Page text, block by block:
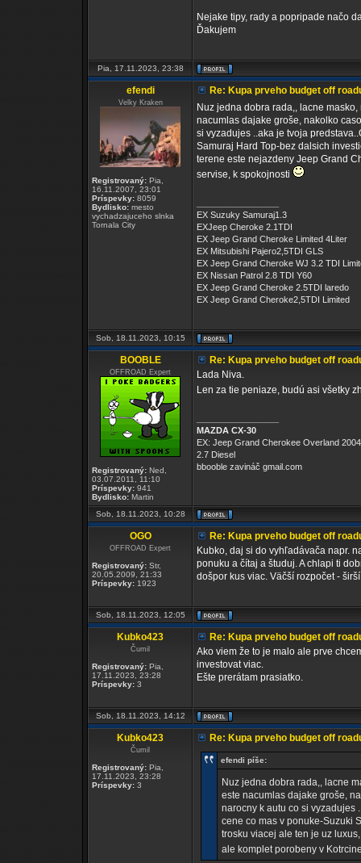
Nejake tipy, rady a popripade načo
Ďakujem
Pia, 17.11.2023, 23:38
efendi
Velky Kraken
Registrovaný: Pia,
16.11.2007, 23:01
Príspevky: 8059
Bydlisko: mesto
vychadzajuceho slnka
Tornala City
Re: Kupa prveho budget off
Nuz jedna dobra rada,, lacne
nacumlas dajake groše, nakolko
si vyzadujes ..aka je tvoja
Samuraj Hard Top-bez dalsich
terene este nejazdeny Jeep Grand
servise, k spokojnosti
EX Suzuky Samuraj1.3
EXJeep Cheroke 2.1TDI
EX Jeep Grand Cheroke Limited 4Liter
EX Mitsubishi Pajero2,5TDI GLS
EX Jeep Grand Cheroke WJ 3.2 TDI
EX Nissan Patrol 2.8 TDI Y60
EX Jeep Grand Cheroke 2.5TDI laredo
EX Jeep Grand Cheroke2,5TDI Limited
Sob, 18.11.2023, 10:15
BOOBLE
OFFROAD Expert
Registrovaný: Ned,
03.07.2011, 11:10
Príspevky: 941
Bydlisko: Martin
Re: Kupa prveho budget off
Lada Niva.
Len za tie peniaze, budú asi všetky
MAZDA CX-30
EX: Jeep Grand Cherokee Overland 2004
2.7 Diesel
bbooble zavináč gmail.com
Sob, 18.11.2023, 10:28
OGO
OFFROAD Expert
Registrovaný: Str,
20.05.2009, 21:33
Príspevky: 1923
Re: Kupa prveho budget off
Kubko, daj si do vyhľadávača napr.
ponuku a čítaj a študuj. A chlapi ti
došpor kus viac. Väčší rozpočet -
Sob, 18.11.2023, 12:05
Kubko423
Čumil
Registrovaný: Pia,
17.11.2023, 23:28
Príspevky: 3
Re: Kupa prveho budget off
Ako viem že to je malo ale prve
investovat viac.
Ešte prerátam prasiatko.
Sob, 18.11.2023, 14:12
Kubko423
Čumil
Registrovaný: Pia,
17.11.2023, 23:28
Príspevky: 3
Re: Kupa prveho budget off
efendi píše:
Nuz jedna dobra rada,, lacne
este nacumlas dajake groše,
narocny k autu co si vyzadujes
cene co mas v ponuke-Suzuki
trosku viacej ale ten je uz
ale komplet porobeny v